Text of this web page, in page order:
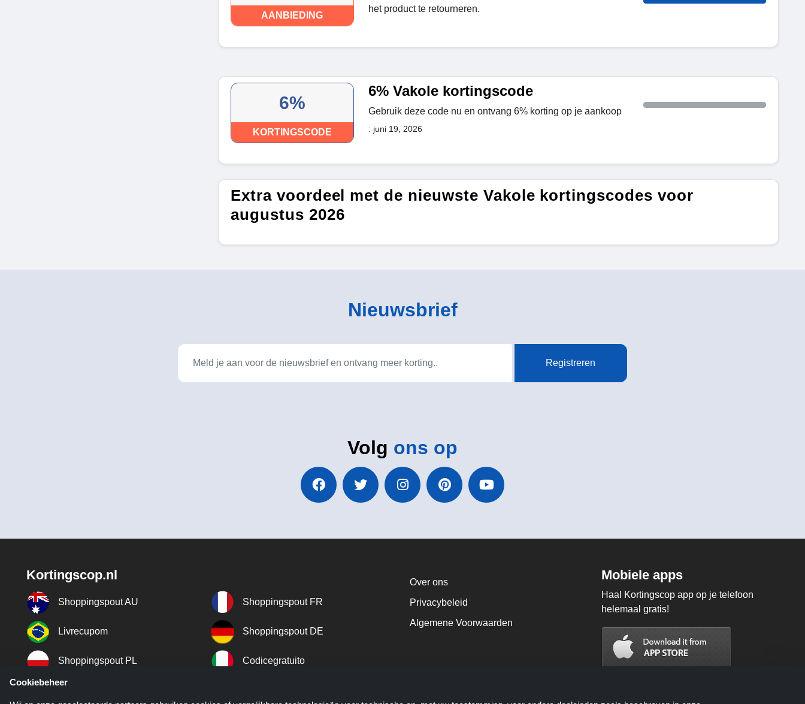
AANBIEDING
het product te retourneren.
6%
KORTINGSCODE
6% Vakole kortingscode
Gebruik deze code nu en ontvang 6% korting op je aankoop
: juni 19, 2026
Extra voordeel met de nieuwste Vakole kortingscodes voor
augustus 2026
Nieuwsbrief
Registreren
Volg ons op
Kortingscop.nl
Shoppingspout AU Shoppingspout FR
Livrecupom Shoppingspout DE
Shoppingspout PL Codicegratuito
Over ons
Privacybeleid
Algemene Voorwaarden
Mobiele apps
Haal Kortingscop app op je telefoon
helemaal gratis!
Cookiebeheer